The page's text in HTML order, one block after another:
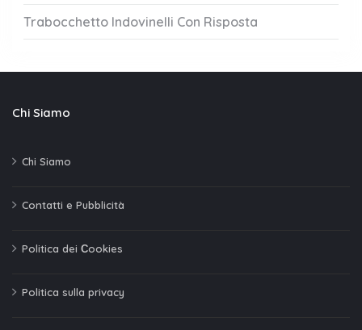
Trabocchetto Indovinelli Con Risposta
Chi Siamo
Chi Siamo
Contatti e Pubblicità
Politica dei Сookies
Politica sulla privacy